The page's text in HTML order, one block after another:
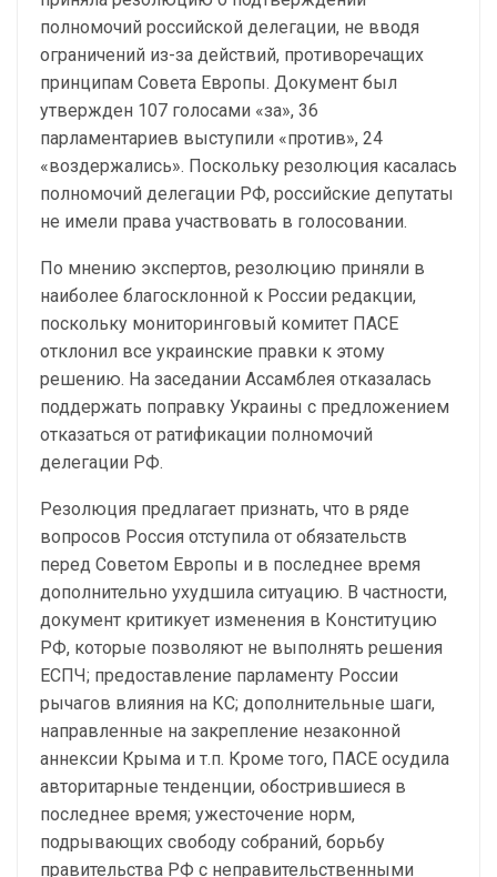
полномочий российской делегации, не вводя
ограничений из-за действий, противоречащих
принципам Совета Европы. Документ был
утвержден 107 голосами «за», 36
парламентариев выступили «против», 24
«воздержались». Поскольку резолюция касалась
полномочий делегации РФ, российские депутаты
не имели права участвовать в голосовании.
По мнению экспертов, резолюцию приняли в
наиболее благосклонной к России редакции,
поскольку мониторинговый комитет ПАСЕ
отклонил все украинские правки к этому
решению. На заседании Ассамблея отказалась
поддержать поправку Украины с предложением
отказаться от ратификации полномочий
делегации РФ.
Резолюция предлагает признать, что в ряде
вопросов Россия отступила от обязательств
перед Советом Европы и в последнее время
дополнительно ухудшила ситуацию. В частности,
документ критикует изменения в Конституцию
РФ, которые позволяют не выполнять решения
ЕСПЧ; предоставление парламенту России
рычагов влияния на КС; дополнительные шаги,
направленные на закрепление незаконной
аннексии Крыма и т.п. Кроме того, ПАСЕ осудила
авторитарные тенденции, обострившиеся в
последнее время; ужесточение норм,
подрывающих свободу собраний, борьбу
правительства РФ с неправительственными